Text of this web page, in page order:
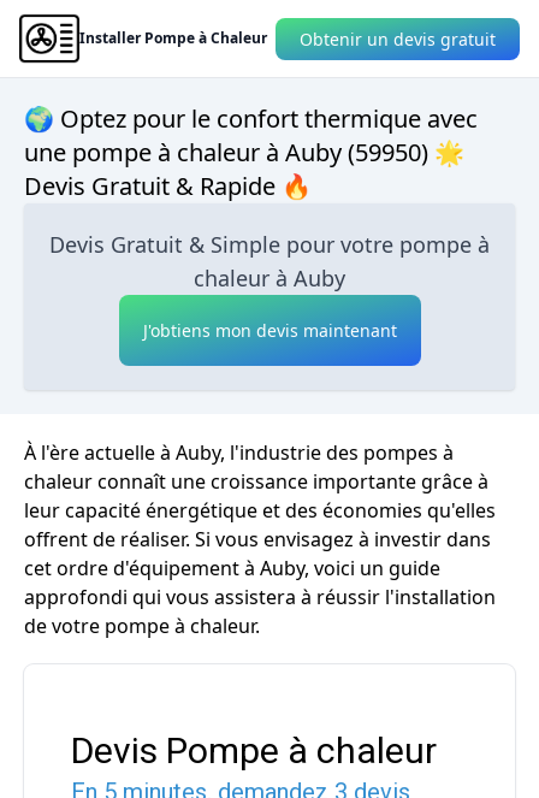
Installer Pompe à Chaleur Obtenir un devis gratuit
🌍 Optez pour le confort thermique avec
une pompe à chaleur à Auby (59950) 🌟
Devis Gratuit & Rapide 🔥
Devis Gratuit & Simple pour votre pompe à
chaleur à Auby
J'obtiens mon devis maintenant
À l'ère actuelle à Auby, l'industrie des pompes à
chaleur connaît une croissance importante grâce à
leur capacité énergétique et des économies qu'elles
offrent de réaliser. Si vous envisagez à investir dans
cet ordre d'équipement à Auby, voici un guide
approfondi qui vous assistera à réussir l'installation
de votre pompe à chaleur.
Devis Pompe à chaleur
En 5 minutes, demandez 3 devis